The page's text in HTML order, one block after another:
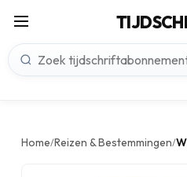
Home/Reizen & Bestemmingen/